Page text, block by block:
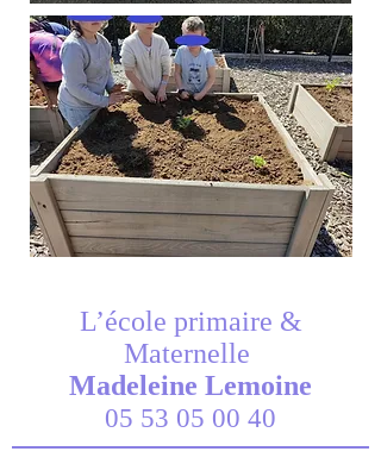
L’école primaire &
Maternelle
Madeleine Lemoine
05 53 05 00 40